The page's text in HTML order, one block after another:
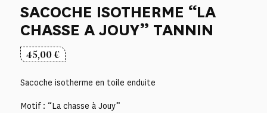
SACOCHE ISOTHERME “LA
CHASSE A JOUY” TANNIN
45,00€
Sacoche isotherme en toile enduite
Motif : “La chasse à Jouy”